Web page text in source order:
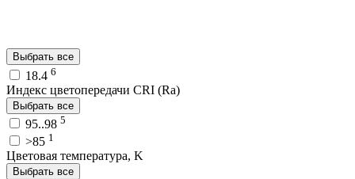
Выбрать все
18.4 6
Индекс цветопередачи CRI (Ra)
Выбрать все
95..98 5
>85 1
Цветовая температура, K
Выбрать все